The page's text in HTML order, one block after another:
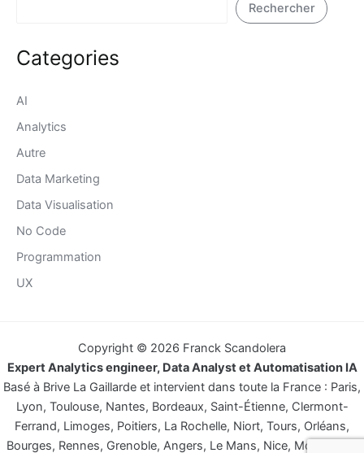
Rechercher
Categories
AI
Analytics
Autre
Data Marketing
Data Visualisation
No Code
Programmation
UX
Copyright © 2026 Franck Scandolera
Expert Analytics engineer, Data Analyst et Automatisation IA
Basé à Brive La Gaillarde et intervient dans toute la France : Paris,
Lyon, Toulouse, Nantes, Bordeaux, Saint-Étienne, Clermont-
Ferrand, Limoges, Poitiers, La Rochelle, Niort, Tours, Orléans,
Bourges, Rennes, Grenoble, Angers, Le Mans, Nice, Montpellier,